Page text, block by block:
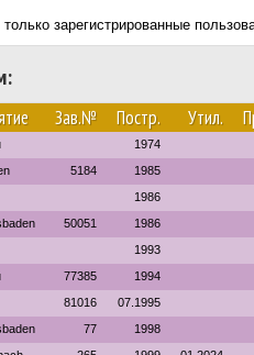
зарегистрированные
Зав.№ Постр. Утил.
1974
5184 1985
1986
50051 1986
1993
77385 1994
81016 07.1995
77 1998